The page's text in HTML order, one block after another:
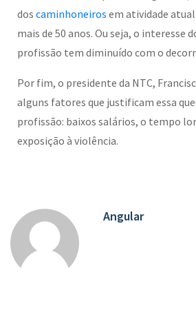
dos caminhoneiros em atividade
mais de 50 anos. Ou seja, o interesse
profissão tem diminuído com o
Por fim, o presidente da NTC,
alguns fatores que justificam essa
profissão: baixos salários, o tempo
exposição à violência.
Angular